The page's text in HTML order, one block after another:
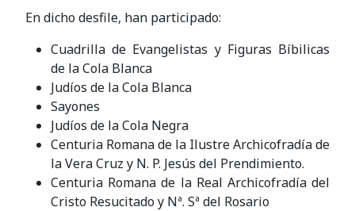
En dicho desfile, han participado:
Cuadrilla de Evangelistas y Figuras Bíbilicas
de la Cola Blanca
Judíos de la Cola Blanca
Sayones
Judíos de la Cola Negra
Centuria Romana de la Ilustre Archicofradía de
la Vera Cruz y N. P. Jesús del Prendimiento.
Centuria Romana de la Real Archicofradía del
Cristo Resucitado y Nª. Sª del Rosario